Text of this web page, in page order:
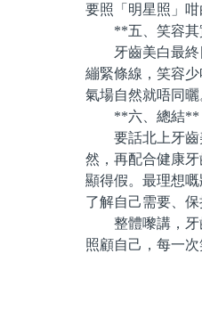
要照「明星照」
**五、笑容其
牙齒美白最終目
繃緊條線，笑容
氣場自然就唔同
**六、總結**
要話北上牙齒美
然，再配合健康
顯得假。最理想
了解自己需要、
整體嚟講，牙齒
照顧自己，每一次